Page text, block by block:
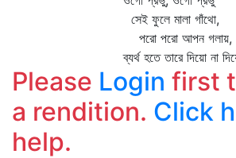
সেই ফুলে মালা গাঁথো,
পরো পরো আপন গলায়,
ব্যর্থ হতে তারে দিয়ো না দিয়ো
Please Login first
a rendition. Click
help.